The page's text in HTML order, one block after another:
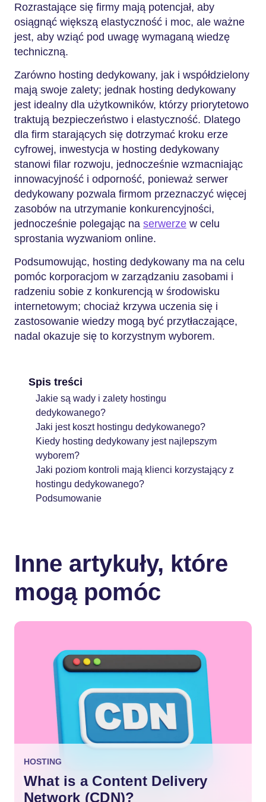
Rozrastające się firmy mają potencjał, aby
osiągnąć większą elastyczność i moc, ale ważne
jest, aby wziąć pod uwagę wymaganą wiedzę
techniczną.
Zarówno hosting dedykowany, jak i współdzielony
mają swoje zalety; jednak hosting dedykowany
jest idealny dla użytkowników, którzy priorytetowo
traktują bezpieczeństwo i elastyczność. Dlatego
dla firm starających się dotrzymać kroku erze
cyfrowej, inwestycja w hosting dedykowany
stanowi filar rozwoju, jednocześnie wzmacniając
innowacyjność i odporność, ponieważ serwer
dedykowany pozwala firmom przeznaczyć więcej
zasobów na utrzymanie konkurencyjności,
jednocześnie polegając na serwerze w celu
sprostania wyzwaniom online.
Podsumowując, hosting dedykowany ma na celu
pomóc korporacjom w zarządzaniu zasobami i
radzeniu sobie z konkurencją w środowisku
internetowym; chociaż krzywa uczenia się i
zastosowanie wiedzy mogą być przytłaczające,
nadal okazuje się to korzystnym wyborem.
Spis treści
Jakie są wady i zalety hostingu
dedykowanego?
Jaki jest koszt hostingu dedykowanego?
Kiedy hosting dedykowany jest najlepszym
wyborem?
Jaki poziom kontroli mają klienci korzystający z
hostingu dedykowanego?
Podsumowanie
Inne artykuły, które
mogą pomóc
HOSTING
What is a Content Delivery
Network (CDN)?